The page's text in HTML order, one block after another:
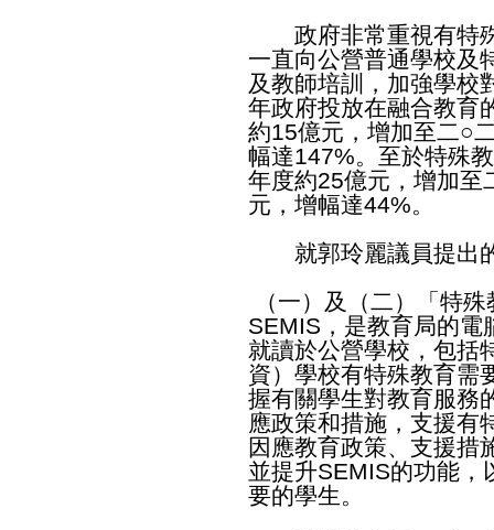
政府非常重視有特殊
一直向公營普通學校及
及教師培訓，加強學校
年政府投放在融合教育
約15億元，增加至二○
幅達147%。至於特殊
年度約25億元，增加至
元，增幅達44%。
就郭玲麗議員提出
（一）及（二）「特
SEMIS，是教育局的電
就讀於公營學校，包括
資）學校有特殊教育需
握有關學生對教育服務
應政策和措施，支援有
因應教育政策、支援措
並提升SEMIS的功能，
要的學生。